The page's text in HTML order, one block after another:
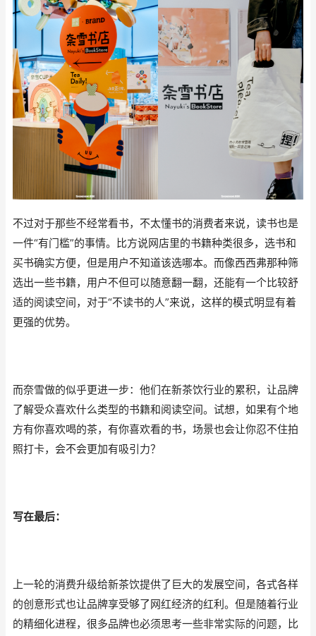
不过对于那些不经常看书，不太懂书的消费者来说，读书也是
一件“有门槛”的事情。比方说网店里的书籍种类很多，选书和
买书确实方便，但是用户不知道该选哪本。而像西西弗那种筛
选出一些书籍，用户不但可以随意翻一翻，还能有一个比较舒
适的阅读空间，对于“不读书的人”来说，这样的模式明显有着
更强的优势。
而奈雪做的似乎更进一步：他们在新茶饮行业的累积，让品牌
了解受众喜欢什么类型的书籍和阅读空间。试想，如果有个地
方有你喜欢喝的茶，有你喜欢看的书，场景也会让你忍不住拍
照打卡，会不会更加有吸引力？
写在最后：
上一轮的消费升级给新茶饮提供了巨大的发展空间，各式各样
的创意形式也让品牌享受够了网红经济的红利。但是随着行业
的精细化进程，很多品牌也必须思考一些非常实际的问题，比